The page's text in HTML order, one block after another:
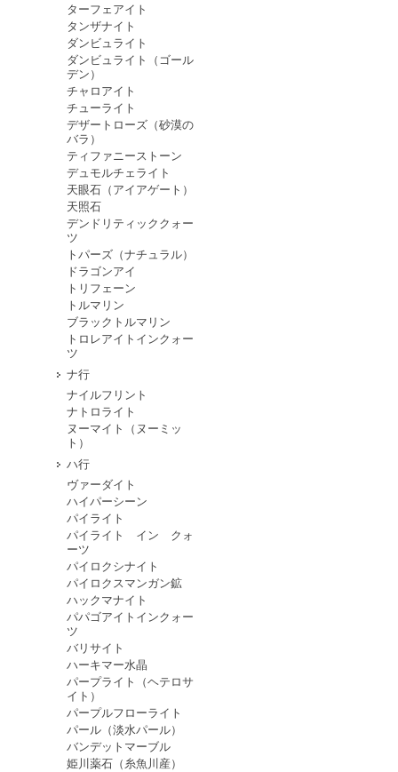
ターフェアイト
タンザナイト
ダンビュライト
ダンビュライト（ゴール
デン）
チャロアイト
チューライト
デザートローズ（砂漠の
バラ）
ティファニーストーン
デュモルチェライト
天眼石（アイアゲート）
天照石
デンドリティッククォー
ツ
トパーズ（ナチュラル）
ドラゴンアイ
トリフェーン
トルマリン
ブラックトルマリン
トロレアイトインクォー
ツ
ナ行
ナイルフリント
ナトロライト
ヌーマイト（ヌーミッ
ト）
ハ行
ヴァーダイト
ハイパーシーン
パイライト
パイライト イン クォ
ーツ
パイロクシナイト
パイロクスマンガン鉱
ハックマナイト
パパゴアイトインクォー
ツ
バリサイト
ハーキマー水晶
パープライト（ヘテロサ
イト）
パープルフローライト
パール（淡水パール）
バンデットマーブル
姫川薬石（糸魚川産）